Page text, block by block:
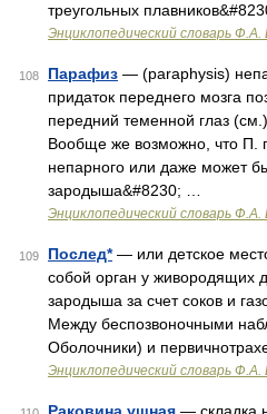
треугольных
Энциклопедический словарь
108 Парафиз — (paraphysis)
придаток переднего мозга
передний теменной глаз
Вообще же возможно, что П.
непарного или даже может
зародыша&#8230; …
Энциклопедический словарь
109 Послед*— или детское
собой орган у живородящих
зародыша за счет соков и
Между беспозвоночными
Оболочники) и
Энциклопедический словарь